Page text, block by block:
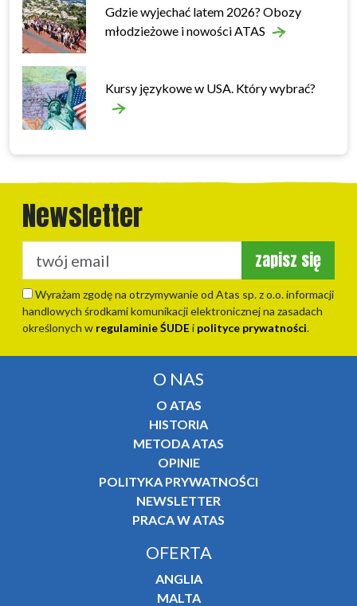
Gdzie wyjechać latem 2026? Obozy
młodzieżowe i nowości ATAS
Kursy językowe w USA. Który wybrać?
Newsletter
zapisz się
Wyrażam zgodę na otrzymywanie od Atas sp. z o.o. informacji
handlowych środkami komunikacji elektronicznej na zasadach
określonych w regulaminie ŚUDEi polityce prywatności.
O NAS
O ATAS
HISTORIA
METODA ATAS
OPINIE
POLITYKA PRYWATNOŚCI
NEWSLETTER
PRACA W ATAS
OFERTA
ANGLIA
MALTA